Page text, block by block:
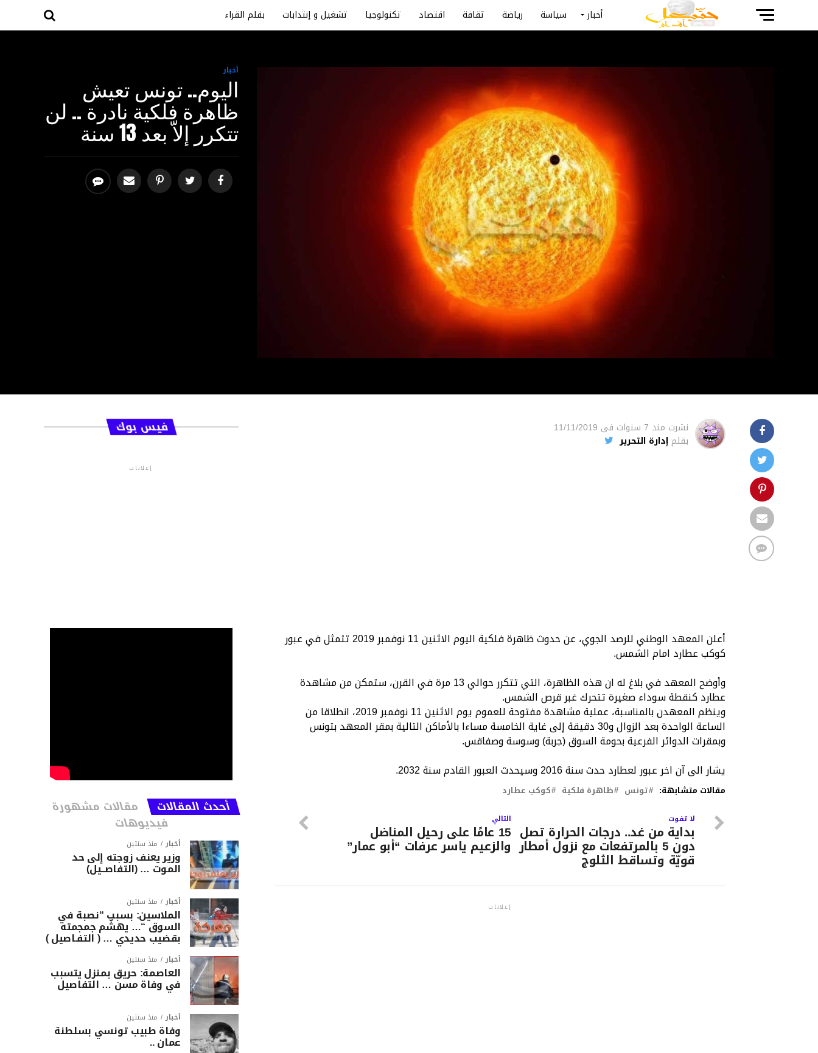
أخبار سياسة رياضة ثقافة اقتصاد تكنولوجيا تشغيل و إنتدابات بقلم القراء
أخبار
اليوم.. تونس تعيش
ظاهرة فلكية نادرة .. لن
تتكرر إلاّ بعد 13 سنة
نشرت منذ 7 سنوات فى 11/11/2019
بقلم إدارة التحرير
أعلن المعهد الوطني للرصد الجوي، عن حدوث ظاهرة فلكية اليوم الاثنين 11 نوفمبر 2019 تتمثل في عبور
كوكب عطارد امام الشمس.
وأوضح المعهد في بلاغ له ان هذه الظاهرة، التي تتكرر حوالي 13 مرة في القرن، ستمكن من مشاهدة
عطارد كنقطة سوداء صغيرة تتحرك غبر قرص الشمس.
وينظم المعهدن بالمناسبة، عملية مشاهدة مفتوحة للعموم يوم الاثنين 11 نوفمبر 2019، انطلاقا من
الساعة الواحدة بعد الزوال و30 دقيقة إلى غاية الخامسة مساءا بالأماكن التالية بمقر المعهد بتونس
وبمقرات الدوائر الفرعية بحومة السوق (جربة) وسوسة وصفاقس.
يشار الى آن اخر عبور لعطارد حدث سنة 2016 وسيحدث العبور القادم سنة
2032.
مقالات متشابهة: تونس ظاهرة فلكية كوكب عطارد
التالي
15 عامًا على رحيل المناضل
والزعيم ياسر عرفات “أبو عمار”
لا تفوت
بداية من غد.. درجات الحرارة تصل
دون 5 بالمرتفعات مع نزول أمطار
قويّة وتساقط الثلوج
إعلانات
فيس بوك
إعلانات
أحدث المقالات مقالات مشهورة
فيديوهات
أخبار منذ سنتين
وزير يعنف زوجته إلى حد
الموت … (التفاصــيل)
أخبار منذ سنتين
الملاسين: بسبب “نصبة في
السوق “… يهشّم جمجمته
بقضيب حديدي … ( التفـاصيل )
أخبار منذ سنتين
العاصمة: حريق بمنزل يتسبب
في وفاة مسن … التفاصيل
أخبار منذ سنتين
وفاة طبيب تونسي بسلطنة
عمان ..